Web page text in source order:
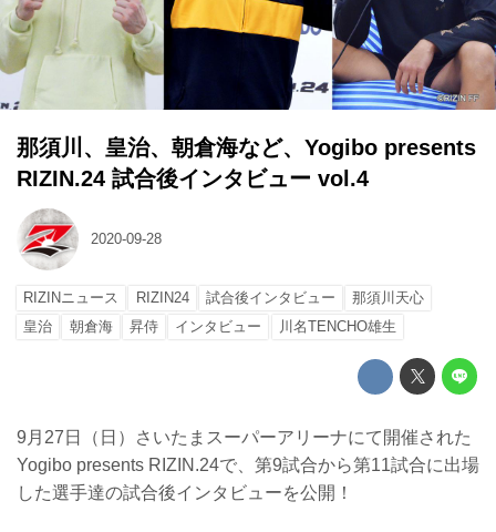
那須川、皇治、朝倉海など、Yogibo presents
RIZIN.24 試合後インタビュー vol.4
2020-09-28
RIZINニュース RIZIN24 試合後インタビュー
那須川天心
皇治
朝倉海 昇侍 インタビュー 川名TENCHO雄生
9月27日（日）さいたまスーパーアリーナにて開催された
Yogibo presents RIZIN.24で、第9試合から第11試合に出場
した選手達の試合後インタビューを公開！